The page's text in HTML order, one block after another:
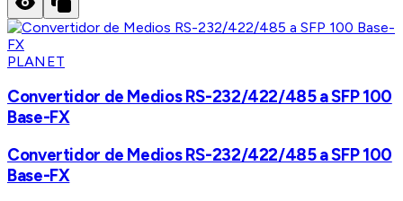
PLANET
Convertidor de Medios RS-232/422/485 a SFP 100
Base-FX
Convertidor de Medios RS-232/422/485 a SFP 100
Base-FX